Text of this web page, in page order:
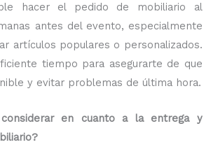
hacer el pedido de mobiliario al
antes del evento, especialmente
artículos populares o personalizados.
tiempo para asegurarte de que
y evitar problemas de última hora.
en cuanto a la entrega y